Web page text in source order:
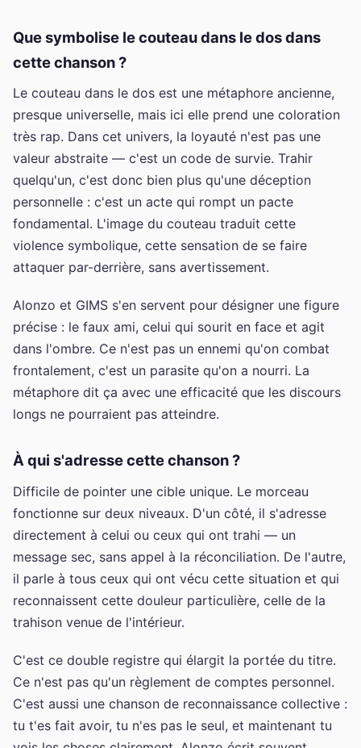
Que symbolise le couteau dans le dos dans
cette chanson ?
Le couteau dans le dos est une métaphore ancienne,
presque universelle, mais ici elle prend une coloration
très rap. Dans cet univers, la loyauté n'est pas une
valeur abstraite — c'est un code de survie. Trahir
quelqu'un, c'est donc bien plus qu'une déception
personnelle : c'est un acte qui rompt un pacte
fondamental. L'image du couteau traduit cette
violence symbolique, cette sensation de se faire
attaquer par-derrière, sans avertissement.
Alonzo et GIMS s'en servent pour désigner une figure
précise : le faux ami, celui qui sourit en face et agit
dans l'ombre. Ce n'est pas un ennemi qu'on combat
frontalement, c'est un parasite qu'on a nourri. La
métaphore dit ça avec une efficacité que les discours
longs ne pourraient pas atteindre.
À qui s'adresse cette chanson ?
Difficile de pointer une cible unique. Le morceau
fonctionne sur deux niveaux. D'un côté, il s'adresse
directement à celui ou ceux qui ont trahi — un
message sec, sans appel à la réconciliation. De l'autre,
il parle à tous ceux qui ont vécu cette situation et qui
reconnaissent cette douleur particulière, celle de la
trahison venue de l'intérieur.
C'est ce double registre qui élargit la portée du titre.
Ce n'est pas qu'un règlement de comptes personnel.
C'est aussi une chanson de reconnaissance collective :
tu t'es fait avoir, tu n'es pas le seul, et maintenant tu